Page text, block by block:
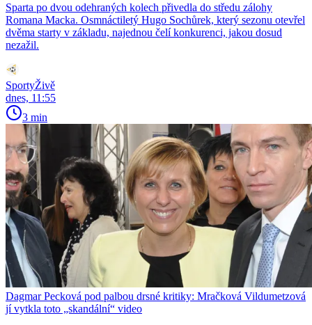
Sparta po dvou odehraných kolech přivedla do středu zálohy
Romana Macka. Osmnáctiletý Hugo Sochůrek, který sezonu otevřel
dvěma starty v základu, najednou čelí konkurenci, jakou dosud
nezažil.
SportyŽivě
dnes, 11:55
3 min
Dagmar Pecková pod palbou drsné kritiky: Mračková Vildumetzová
jí vytkla toto „skandální“ video